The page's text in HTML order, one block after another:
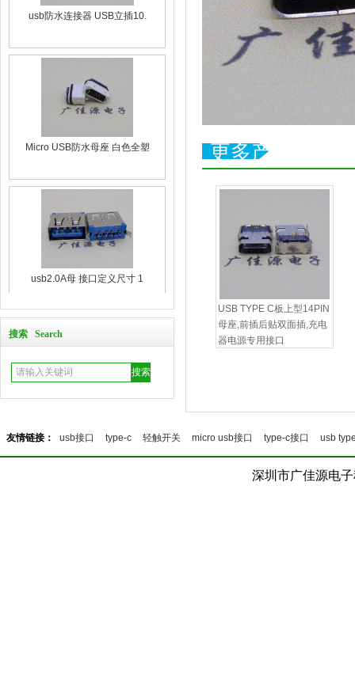
搜索 Search
更多产品
USB TYPE C板上型14PIN
母座,前插后贴双面插,充电
器电源专用接口
友情链接： usb接口 type-c 轻触开关 micro usb接口 type-c接口 usb
深圳市广佳源电